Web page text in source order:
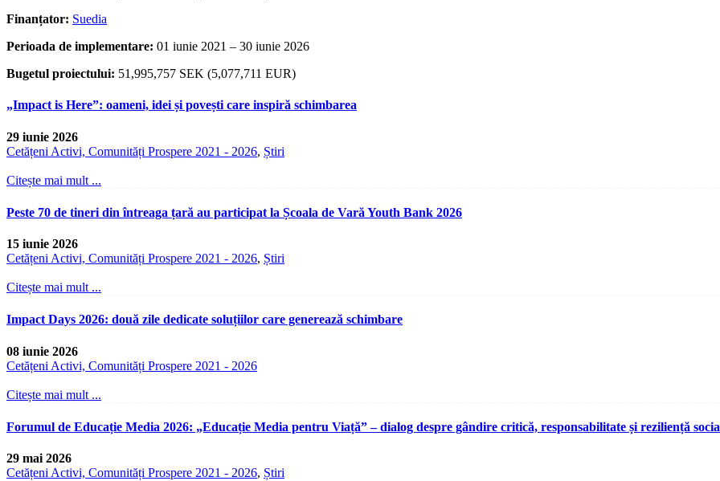
Finanțator: Suedia
Perioada de implementare: 01 iunie 2021 – 30 iunie 2026
Bugetul proiectului: 51,995,757 SEK (5,077,711 EUR)
„Impact is Here”: oameni, idei și povești care inspiră schimbarea
29 iunie 2026
Cetățeni Activi, Comunități Prospere 2021 - 2026, Știri
Citește mai mult ...
Peste 70 de tineri din întreaga țară au participat la Școala de Vară Youth Bank 2026
15 iunie 2026
Cetățeni Activi, Comunități Prospere 2021 - 2026, Știri
Citește mai mult ...
Impact Days 2026: două zile dedicate soluțiilor care generează schimbare
08 iunie 2026
Cetățeni Activi, Comunități Prospere 2021 - 2026
Citește mai mult ...
Forumul de Educație Media 2026: „Educație Media pentru Viață” – dialog despre gândire critică, responsabilitate și reziliență
29 mai 2026
Cetățeni Activi, Comunități Prospere 2021 - 2026, Știri